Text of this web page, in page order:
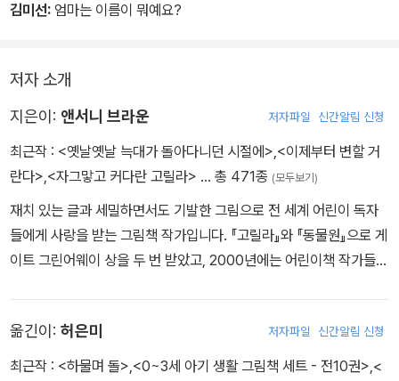
김미선: 엄마는 이름이 뭐예요?
저자 소개
지은이: 앤서니 브라운 저자파일 신간알림 신청
최근작 : <옛날옛날 늑대가 돌아다니던 시절에>,<이제부터 변할 거
란다>,<자그맣고 커다란 고릴라> … 총 471종 (모두보기)
재치 있는 글과 세밀하면서도 기발한 그림으로 전 세계 어린이 독자
들에게 사랑을 받는 그림책 작가입니다. 『고릴라』와 『동물원』으로 게
이트 그린어웨이 상을 두 번 받았고, 2000년에는 어린이책 작가들에
할아버지』, 『나와 스크러피, 바다』, 『이제부터 변할 거란다』 등이 있
습니다.
옮긴이: 허은미 저자파일 신간알림 신청
최근작 : <하물며 돌>,<0~3세 아기 생활 그림책 세트 - 전10권>,<